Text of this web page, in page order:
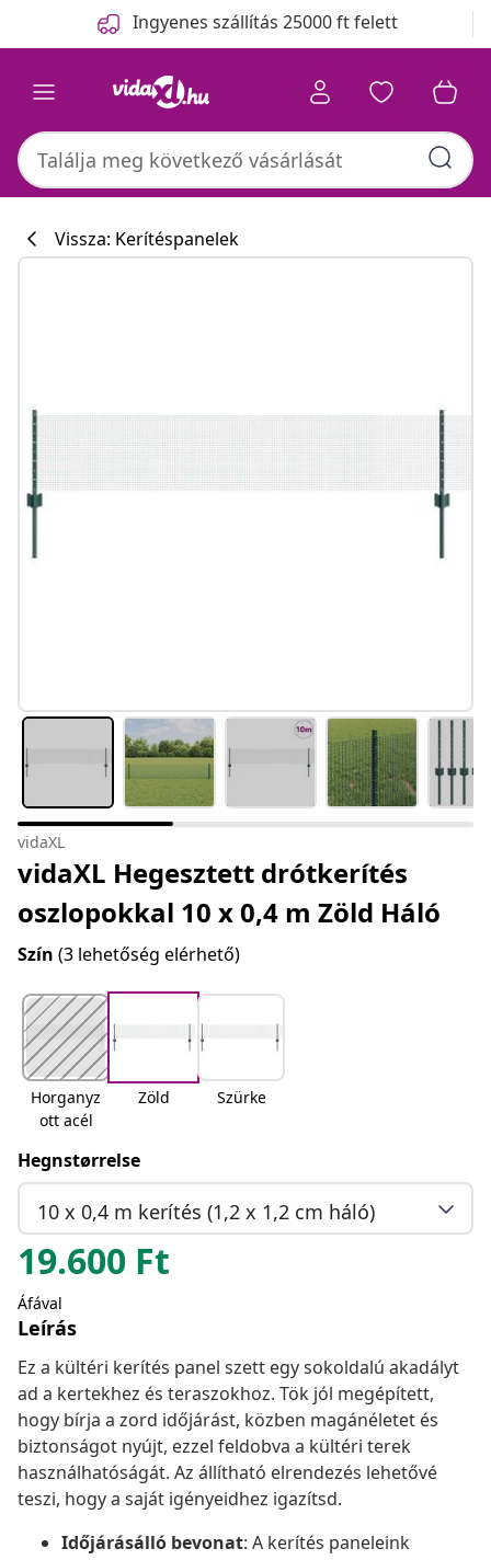
Ingyenes szállítás 25000 ft felett
Vissza: Kerítéspanelek
vidaXL
vidaXL Hegesztett drótkerítés
oszlopokkal 10 x 0,4 m Zöld Háló
Szín (3 lehetőség elérhető)
Horganyz
ott acél
Zöld Szürke
Hegnstørrelse
10 x 0,4 m kerítés (1,2 x 1,2 cm háló)
19.600 Ft
Áfával
Leírás
Ez a kültéri kerítés panel szett egy sokoldalú akadályt
ad a kertekhez és teraszokhoz. Tök jól megépített,
hogy bírja a zord időjárást, közben magánéletet és
biztonságot nyújt, ezzel feldobva a kültéri terek
használhatóságát. Az állítható elrendezés lehetővé
teszi, hogy a saját igényeidhez igazítsd.
Időjárásálló bevonat: A kerítés paneleink